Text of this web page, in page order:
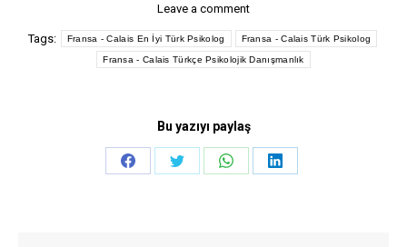
Leave a comment
Tags: Fransa - Calais En İyi Türk Psikolog Fransa - Calais Türk Psikolog
Fransa - Calais Türkçe Psikolojik Danışmanlık
Bu yazıyı paylaş
Share
Share
Share
Share